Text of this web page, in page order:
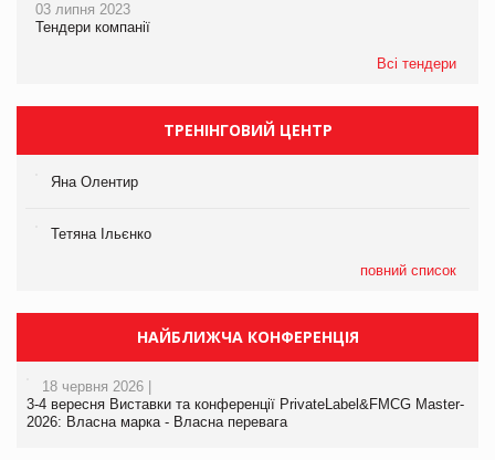
03 липня 2023
Тендери компанії
Всі тендери
ТРЕНІНГОВИЙ ЦЕНТР
Яна Олентир
Тетяна Ільєнко
повний список
НАЙБЛИЖЧА КОНФЕРЕНЦІЯ
18 червня 2026 |
3-4 вересня Виставки та конференції PrivateLabel&FMCG Master-
2026: Власна марка - Власна перевага